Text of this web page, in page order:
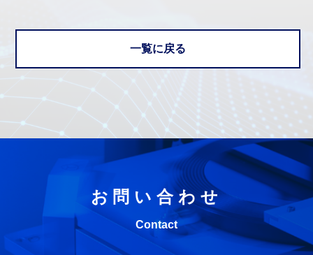
一覧に戻る
お問い合わせ
Contact